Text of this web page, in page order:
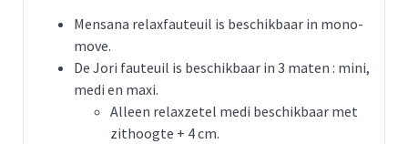
Mensana relaxfauteuil is beschikbaar in mono-
move.
De Jori fauteuil is beschikbaar in 3 maten : mini,
medi en maxi.
Alleen relaxzetel medi beschikbaar met
zithoogte + 4 cm.